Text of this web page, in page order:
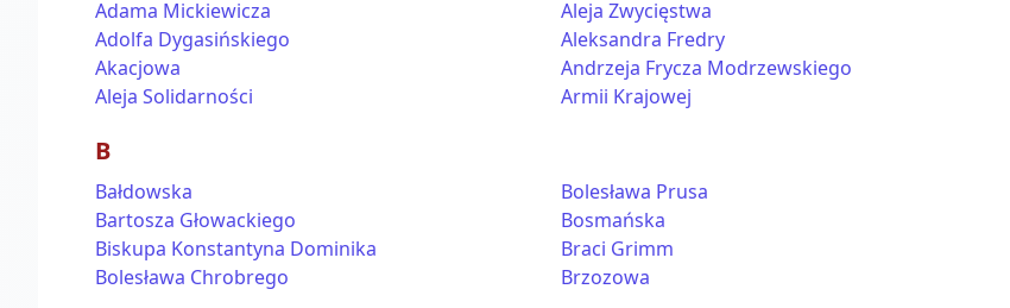
Adama Mickiewicza
Adolfa Dygasińskiego
Akacjowa
Aleja Solidarności
Aleja Zwycięstwa
Aleksandra Fredry
Andrzeja Frycza Modrzewskiego
Armii Krajowej
B
Bałdowska
Bartosza Głowackiego
Biskupa Konstantyna Dominika
Bolesława Chrobrego
Bolesława Prusa
Bosmańska
Braci Grimm
Brzozowa